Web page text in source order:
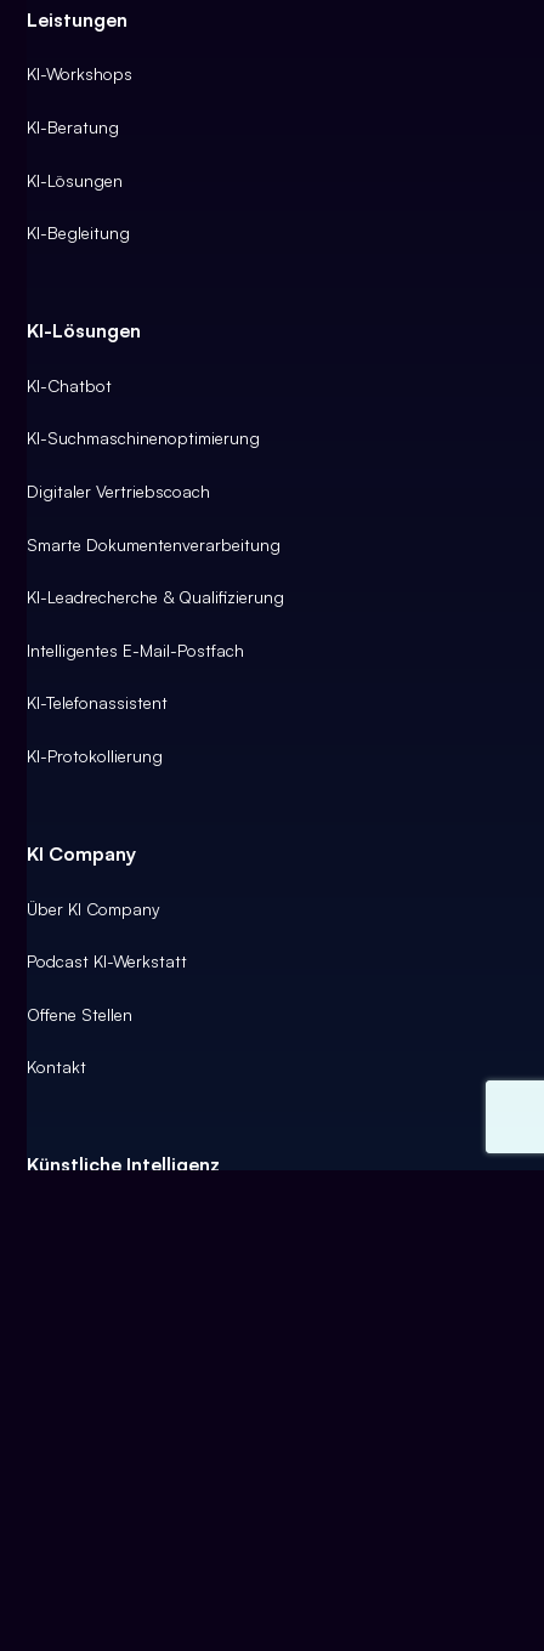
Leistungen
KI-Workshops
KI-Beratung
KI-Lösungen
KI-Begleitung
KI-Lösungen
KI-Chatbot
KI-Suchmaschinenoptimierung
Digitaler Vertriebscoach
Smarte Dokumentenverarbeitung
KI-Leadrecherche & Qualifizierung
Intelligentes E-Mail-Postfach
KI-Telefonassistent
KI-Protokollierung
KI Company
Über KI Company
Podcast KI-Werkstatt
Offene Stellen
Kontakt
Künstliche Intelligenz